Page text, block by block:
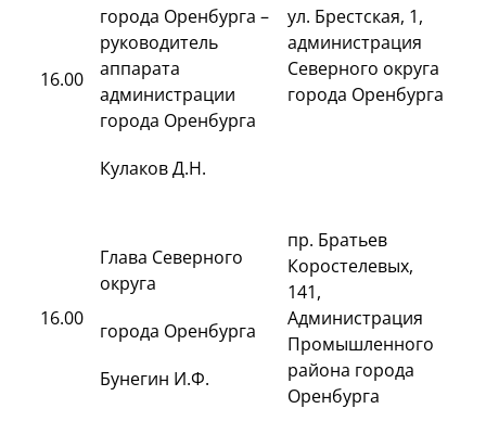
16.00
города Оренбурга –
руководитель
аппарата
администрации
города Оренбурга
Кулаков Д.Н.
ул. Брестская, 1,
администрация
Северного округа
города Оренбурга
16.00
Глава Северного
округа
города Оренбурга
Бунегин И.Ф.
пр. Братьев
Коростелевых,
141,
Администрация
Промышленного
района города
Оренбурга